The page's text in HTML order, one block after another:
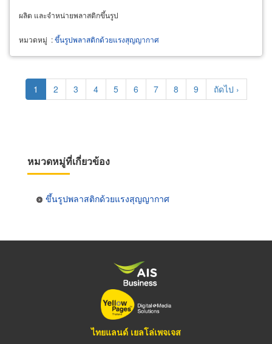
ผลิต และจำหน่ายพลาสติกขึ้นรูป
หมวดหมู่ :ขึ้นรูปพลาสติกด้วยแรงสุญญากาศ
Pagination
Current
page
1 Page
2 Page
3 Page
4 Page
5 Page
6 Page
7 Page
8 Page
9
Next
page
ถัดไป ›
หมวดหมู่ที่เกี่ยวข้อง
ขึ้นรูปพลาสติกด้วยแรงสุญญากาศ
ไทยแลนด์ เยลโล่เพจเจส